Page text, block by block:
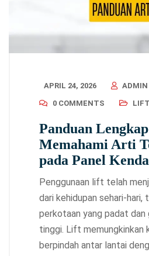
APRIL 24, 2026
ADMIN
0 COMMENTS
LIFT
Panduan
Memahami Arti
pada Panel
Penggunaan lift telah
dari kehidupan sehari-hari,
perkotaan yang padat dan
tinggi. Lift memungkinkan
berpindah antar lantai